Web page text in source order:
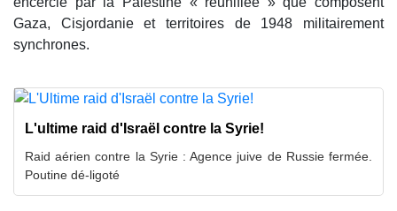
Gaza, Cisjordanie et territoires de 1948 militairement
synchrones.
L'ultime raid d'Israël contre la Syrie!
Raid aérien contre la Syrie : Agence juive de Russie fermée.
Poutine dé-ligoté